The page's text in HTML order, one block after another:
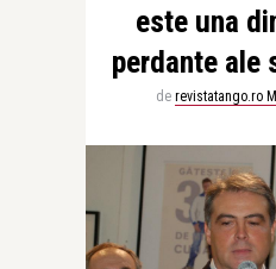
este una
perdante ale
de revistatango.ro